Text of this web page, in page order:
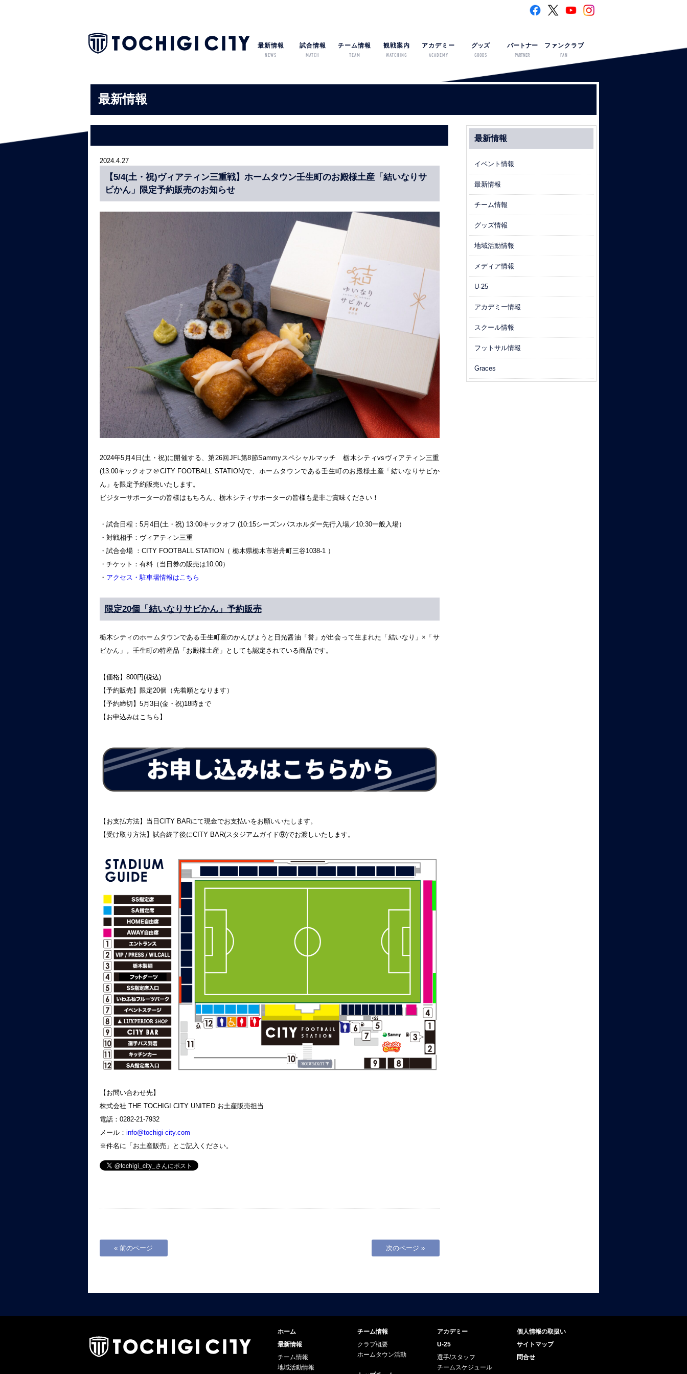
最新情報
NEWS
試合情報
MATCH
チーム情報
TEAM
観戦案内
WATCHING
アカデミー
ACADEMY
グッズ
GOODS
パートナー
PARTNER
ファンクラブ
FAN
最新情報
2024.4.27
【5/4(土・祝)ヴィアティン三重戦】ホームタウン壬生町のお殿様土産「結いなりサ
ビかん」限定予約販売のお知らせ
2024年5月4日(土・祝)に開催する、第26回JFL第8節Sammyスペシャルマッチ 栃木シティvsヴィアティン三重
(13:00キックオフ＠CITY FOOTBALL STATION)で、ホームタウンである壬生町のお殿様土産「結いなりサビか
ん」を限定予約販売いたします。
ビジターサポーターの皆様はもちろん、栃木シティサポーターの皆様も是非ご賞味ください！
・試合日程：5月4日(土・祝) 13:00キックオフ (10:15シーズンパスホルダー先行入場／10:30一般入場）
・対戦相手：ヴィアティン三重
・試合会場 ：CITY FOOTBALL STATION（ 栃木県栃木市岩舟町三谷1038-1 ）
・チケット：有料（当日券の販売は10:00）
・ アクセス・駐車場情報はこちら
限定20個「結いなりサビかん」予約販売
栃木シティのホームタウンである壬生町産のかんぴょうと日光醤油「誉」が出会って生まれた「結いなり」×「サ
ビかん」。壬生町の特産品「お殿様土産」としても認定されている商品です。
【価格】800円(税込)
【予約販売】限定20個（先着順となります）
【予約締切】5月3日(金・祝)18時まで
【お申込みはこちら】
【お支払方法】当日CITY BARにて現金でお支払いをお願いいたします。
【受け取り方法】試合終了後にCITY BAR(スタジアムガイド⑨)でお渡しいたします。
【お問い合わせ先】
株式会社 THE TOCHIGI CITY UNITED お土産販売担当
電話：0282-21-7932
メール： info@tochigi-city.com
※件名に「お土産販売」とご記入ください。
« 前のページ 次のページ »
最新情報
イベント情報
最新情報
チーム情報
グッズ情報
地域活動情報
メディア情報
U-25
アカデミー情報
スクール情報
フットサル情報
Graces
ホーム
最新情報
チーム情報
地域活動情報
チーム情報
クラブ概要
ホームタウン活動
アカデミー
U-25
選手/スタッフ
チームスケジュール
個人情報の取扱い
サイトマップ
問合せ